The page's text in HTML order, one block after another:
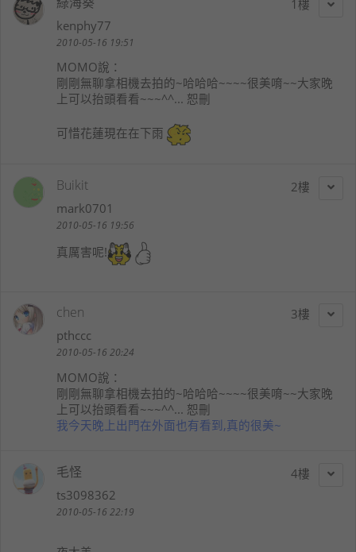
1
kenphy77
2010-05-16 19:51
MOMO說：
剛剛無聊拿相機去拍的~哈哈哈~~~~很美唷~~大家晚
上可以抬頭看看~~~^^... 恕刪
可惜花蓮現在在下雨
2
Buikit
mark0701
2010-05-16 19:56
真厲害呢!
3
chen
pthccc
2010-05-16 20:24
MOMO說：
剛剛無聊拿相機去拍的~哈哈哈~~~~很美唷~~大家晚
上可以抬頭看看~~~^^... 恕刪
我今天晚上出門在外面也有看到,真的很美~
4
毛怪
ts3098362
2010-05-16 22:19